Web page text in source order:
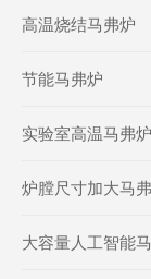
高温烧结马弗炉
节能马弗炉
实验室高温马弗炉
炉膛尺寸加大马
大容量人工智能